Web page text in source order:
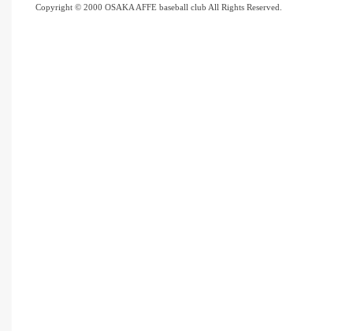
Copyright © 2000 OSAKA AFFE baseball club All Rights Reserved.